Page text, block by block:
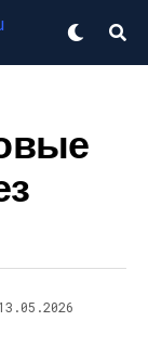
13.05.2026